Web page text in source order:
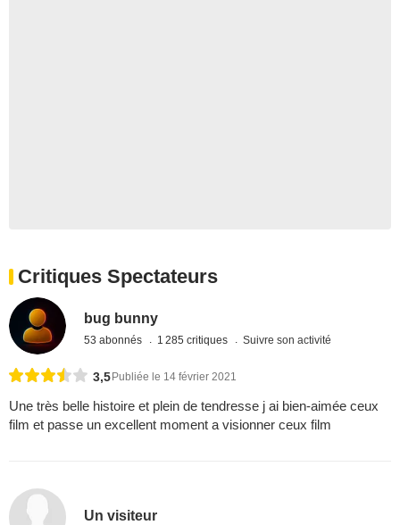
Critiques Spectateurs
bug bunny
53 abonnés 1 285 critiques Suivre son activité
3,5 Publiée le 14 février 2021
Une très belle histoire et plein de tendresse j ai bien-aimée ceux
film et passe un excellent moment a visionner ceux film
Un visiteur